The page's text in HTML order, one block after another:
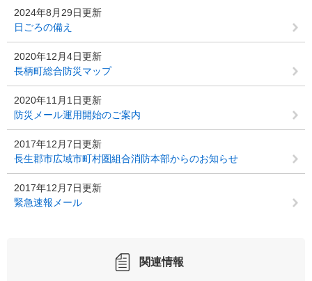
2024年8月29日更新
日ごろの備え
2020年12月4日更新
長柄町総合防災マップ
2020年11月1日更新
防災メール運用開始のご案内
2017年12月7日更新
長生郡市広域市町村圏組合消防本部からのお知らせ
2017年12月7日更新
緊急速報メール
関連情報